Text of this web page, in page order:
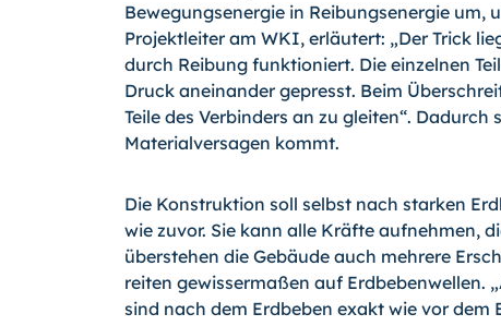
Bewegungsenergie in Reibungsenergie um,
Projektleiter am WKI, erläutert: „Der Trick
durch Reibung funktioniert. Die einzelnen
Druck aneinander gepresst. Beim
Teile des Verbinders an zu gleiten“.
Materialversagen kommt.
Die Konstruktion soll selbst nach starken
wie zuvor. Sie kann alle Kräfte aufnehmen,
überstehen die Gebäude auch mehrere
reiten gewissermaßen auf Erdbebenwellen.
sind nach dem Erdbeben exakt wie vor dem